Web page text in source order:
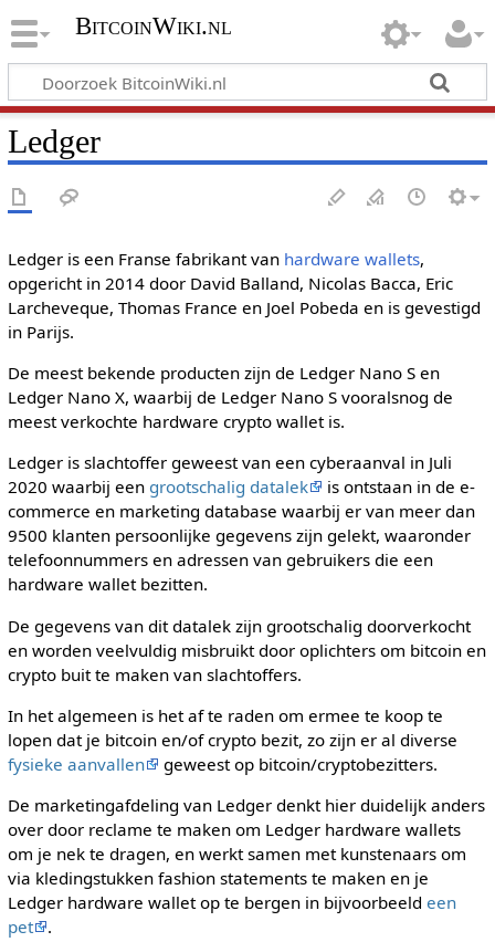
BitcoinWiki.nl
Ledger
Ledger is een Franse fabrikant van hardware wallets,
opgericht in 2014 door David Balland, Nicolas Bacca, Eric
Larcheveque, Thomas France en Joel Pobeda en is gevestigd
in Parijs.
De meest bekende producten zijn de Ledger Nano S en
Ledger Nano X, waarbij de Ledger Nano S vooralsnog de
meest verkochte hardware crypto wallet is.
Ledger is slachtoffer geweest van een cyberaanval in Juli
2020 waarbij een grootschalig datalek
is ontstaan in de e-
commerce en marketing database waarbij er van meer dan
9500 klanten persoonlijke gegevens zijn gelekt, waaronder
telefoonnummers en adressen van gebruikers die een
hardware wallet bezitten.
De gegevens van dit datalek zijn grootschalig doorverkocht
en worden veelvuldig misbruikt door oplichters om bitcoin en
crypto buit te maken van slachtoffers.
In het algemeen is het af te raden om ermee te koop te
lopen dat je bitcoin en/of crypto bezit, zo zijn er al diverse
fysieke aanvallen
geweest op bitcoin/cryptobezitters.
De marketingafdeling van Ledger denkt hier duidelijk anders
over door reclame te maken om Ledger hardware wallets
om je nek te dragen, en werkt samen met kunstenaars om
via kledingstukken fashion statements te maken en je
Ledger hardware wallet op te bergen in bijvoorbeeld een
pet
.